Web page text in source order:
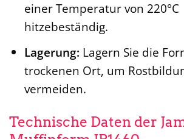
einer Temperatur von 220°C
hitzebeständig.
Lagerung: Lagern Sie die
trockenen Ort, um
vermeiden.
Technische Daten der